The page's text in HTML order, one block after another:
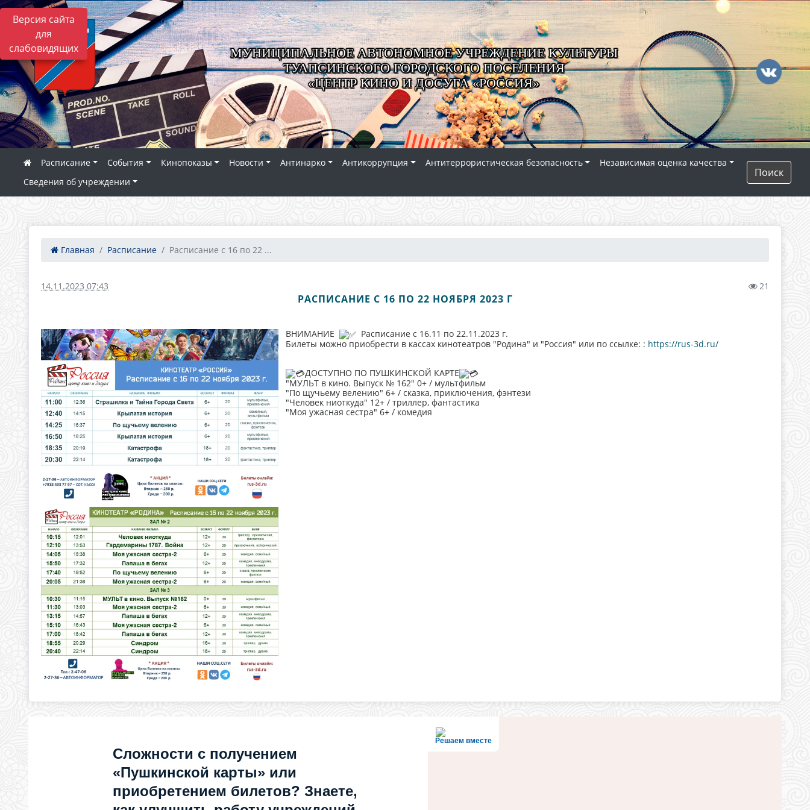
Версия сайта
для
слабовидящих
МУНИЦИПАЛЬНОЕ АВТОНОМНОЕ УЧРЕЖДЕНИЕ КУЛЬТУРЫ
ТУАПСИНСКОГО ГОРОДСКОГО ПОСЕЛЕНИЯ
«ЦЕНТР КИНО И ДОСУГА «РОССИЯ»
Расписание События Кинопоказы Новости Антинарко Антикоррупция Антитеррористическая безопасность
Независимая оценка качества
Сведения об учреждении
Поиск
Главная Расписание Расписание с 16 по 22 ...
14.11.2023 07:43 21
РАСПИСАНИЕ С 16 ПО 22 НОЯБРЯ 2023 Г
ВНИМАНИЕ
Расписание с 16.11 по 22.11.2023 г.
Билеты можно приобрести в кассах кинотеатров "Родина" и "Россия" или по ссылке: : https://rus-3d.ru/
ДОСТУПНО ПО ПУШКИНСКОЙ КАРТЕ
"МУЛЬТ в кино. Выпуск № 162" 0+ / мультфильм
"По щучьему велению" 6+ / сказка, приключения, фэнтези
"Человек ниоткуда" 12+ / триллер, фантастика
"Моя ужасная сестра" 6+ / комедия
Решаем вместе
Сложности с получением
«Пушкинской карты» или
приобретением билетов? Знаете,